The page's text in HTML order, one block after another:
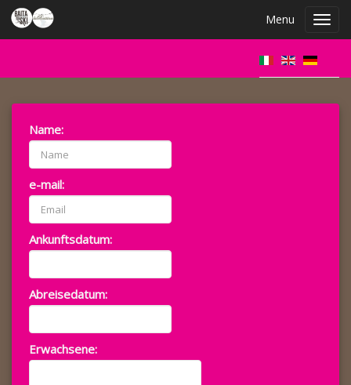
Menu
Name:
e-mail:
Ankunftsdatum:
Abreisedatum:
Erwachsene: